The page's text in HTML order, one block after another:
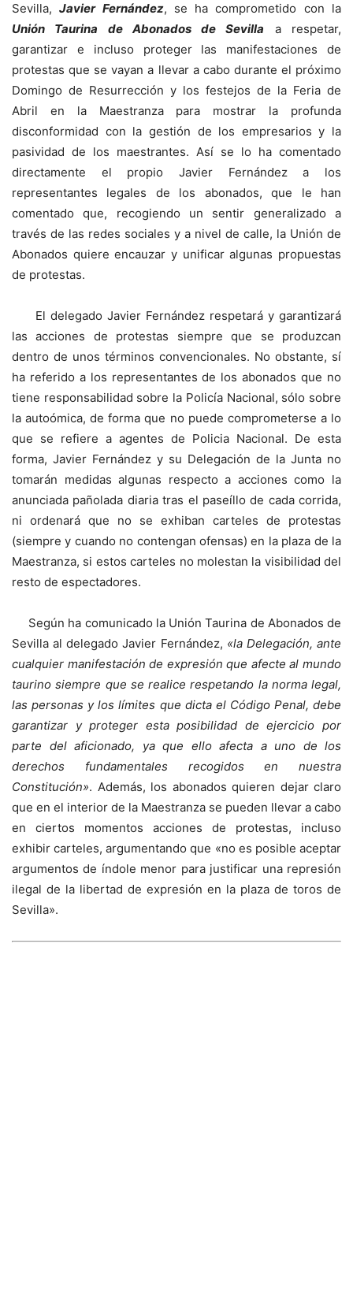
Sevilla,Javier Fernández, se ha comprometido con la
Unión Taurina de Abonados de Sevilla a respetar,
garantizar e incluso proteger las manifestaciones de
protestas que se vayan a llevar a cabo durante el próximo
Domingo de Resurrección y los festejos de la Feria de
Abril en la Maestranza para mostrar la profunda
disconformidad con la gestión de los empresarios y la
pasividad de los maestrantes. Así se lo ha comentado
directamente el propio Javier Fernández a los
representantes legales de los abonados, que le han
comentado que, recogiendo un sentir generalizado a
través de las redes sociales y a nivel de calle, la Unión de
Abonados quiere encauzar y unificar algunas propuestas
de protestas.
El delegado Javier Fernández respetará y garantizará
las acciones de protestas siempre que se produzcan
dentro de unos términos convencionales. No obstante, sí
ha referido a los representantes de los abonados que no
tiene responsabilidad sobre la Policía Nacional, sólo sobre
la autoómica, de forma que no puede comprometerse a lo
que se refiere a agentes de Policia Nacional. De esta
forma, Javier Fernández y su Delegación de la Junta no
tomarán medidas algunas respecto a acciones como la
anunciada pañolada diaria tras el paseíllo de cada corrida,
ni ordenará que no se exhiban carteles de protestas
(siempre y cuando no contengan ofensas) en la plaza de la
Maestranza, si estos carteles no molestan la visibilidad del
resto de espectadores.
Según ha comunicado la Unión Taurina de Abonados de
Sevilla al delegado Javier Fernández, «la Delegación, ante
cualquier manifestación de expresión que afecte al mundo
taurino siempre que se realice respetando la norma legal,
las personas y los límites que dicta el Código Penal, debe
garantizar y proteger esta posibilidad de ejercicio por
parte del aficionado, ya que ello afecta a uno de los
derechos fundamentales recogidos en nuestra
Constitución». Además, los abonados quieren dejar claro
que en el interior de la Maestranza se pueden llevar a cabo
en ciertos momentos acciones de protestas, incluso
exhibir carteles, argumentando que «no es posible aceptar
argumentos de índole menor para justificar una represión
ilegal de la libertad de expresión en la plaza de toros de
Sevilla».